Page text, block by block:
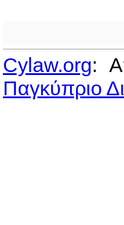
Cylaw.org:
Παγκύπριο